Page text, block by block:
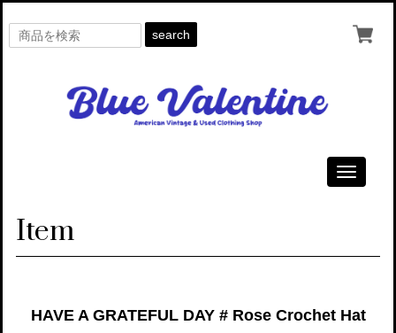
search
Toggle
Item
HAVE A GRATEFUL DAY # Rose Crochet Hat